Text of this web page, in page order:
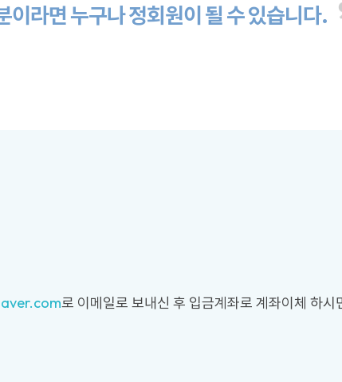
라면 누구나 정회원이 될 수 있습니다.
로 이메일로 보내신 후 입금계좌로 계좌이체 하시